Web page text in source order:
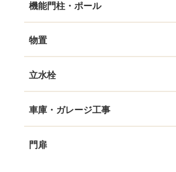
機能門柱・ポール
物置
立水栓
車庫・ガレージ工事
門扉